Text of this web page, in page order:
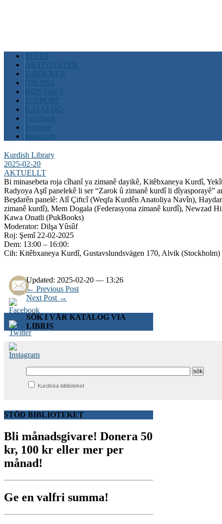
START
AKTIVITETER
E-BÖCKER
OM OSS
KONTAKT
SUPPORT
KATALOG
Facebook
Youtube
Instagram
Kurdish Library
2025-02-20
AKTUELLT
Bi minasebeta roja cîhanî ya zimanê dayikê, Kitêbxaneya Kurdî,
Radyoya Aştî panelekê li ser “Zarok û zimanê kurdî li dîyasporayê”
Beşdarên panelê: Alî Çiftcî (Weqfa Kurdên Anatoliya Navîn),
zimanê kurdî), Mem Dogala (Federasyona zimanê kurdî), Newzad
Kawa Onatli (PukBooks)
Moderator: Dilşa Yûsûf
Roj: Şemî 22-02-2025
Dem: 13:00 – 16:00:
Cih: Kitêbxaneya Kurdî, Gustavslundsvägen 170, Alvik (Stockholm)
Updated: 2025-02-20 — 13:26
← Previous Post
Next Post →
SÖK I VÅR KATALOG VIA
LIBRIS
Kurdiska biblioteket
STÖD BIBLIOTEKET
Bli månadsgivare! Donera 50
kr, 100 kr eller mer per
månad!
Ge en valfri summa!